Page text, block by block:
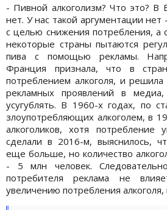
- Пивной алкоголизм? Что это? В
нет. У нас такой аргументации
с целью снижения потребления, а
некоторые страны пытаются
пива с помощью рекламы.
Франция признала, что в
потреблением алкоголя, и решила
рекламных проявлений в
усугублять. В 1960-х годах, по
злоупотребляющих алкоголем, в
алкоголиков, хотя потребление
сделали в 2016-м, выяснилось,
еще больше, но количество
- 5 млн человек.
потребителя реклама не
увеличению потребления алкоголя,